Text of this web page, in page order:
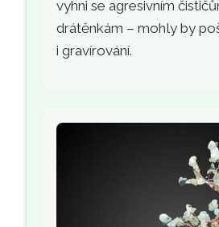
vyhni se agresivním
drátěnkám – mohly by
i gravírování.